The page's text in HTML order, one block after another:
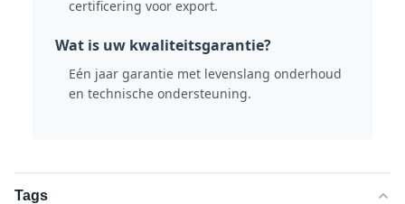
certificering voor export.
Wat is uw kwaliteitsgarantie?
Eén jaar garantie met levenslang onderhoud
en technische ondersteuning.
Tags